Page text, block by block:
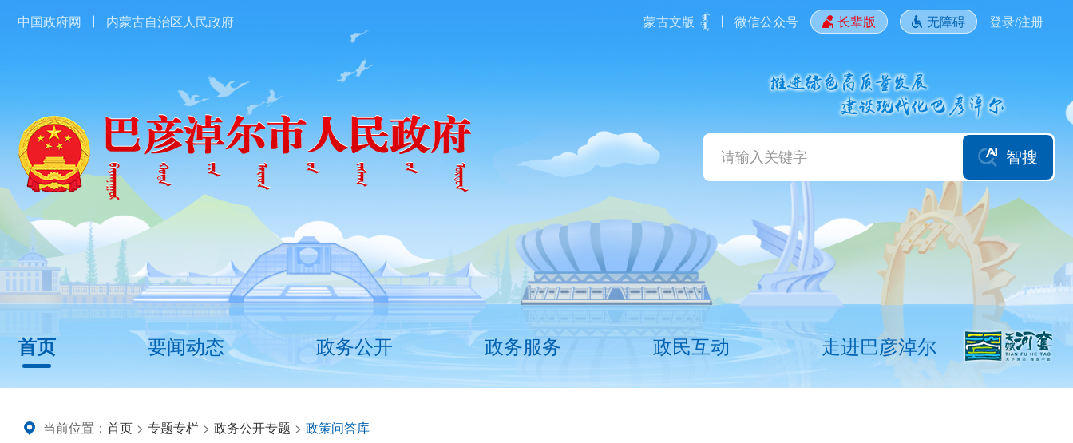
中国政府网 内蒙古自治区人民政府 蒙古文版 微信公众号 长辈版 无障碍 登录/注册
智搜
首页 要闻动态 政务公开 政务服务 政民互动 走进巴彦淖尔
当前位置： 首页 > 专题专栏 > 政务公开专题 > 政策问答库